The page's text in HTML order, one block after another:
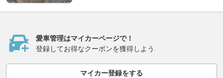
愛車管理はマイカーページで！
登録してお得なクーポンを獲得しよう
マイカー登録をする